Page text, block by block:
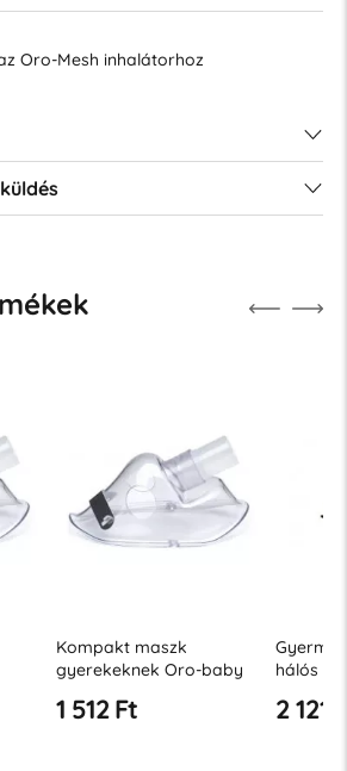
Oro-Mesh inhalátorhoz
Gyermek maszk Oro-
hálós inhalátorhoz
2 121 Ft 11